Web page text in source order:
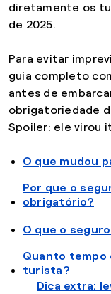
diretamente os
de 2025.
Para evitar
guia completo
antes de
obrigatoriedade
Spoiler: ele virou
O que mudou
Por que o
obrigatório?
O que o
Quanto tempo
turista?
Dica extra: